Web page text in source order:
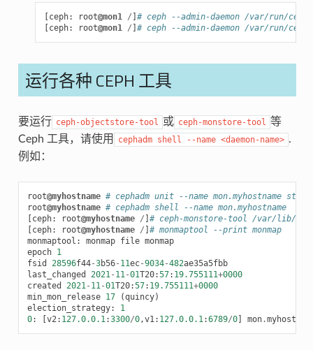
[ceph: root@mon1 / ] # ceph --admin-daemon /var/run/ceph/
[ceph: root@mon1 / ] # ceph --admin-daemon /var/run/ceph/
运行各种 CEPH 工具
要运行 ceph-objectstore-tool 或 ceph-monstore-tool 等
Ceph 工具，请使用
cephadm shell --name <daemon-name> .
例如：
root@myhostname # cephadm unit --name mon.myhostname stop
root@myhostname # cephadm shell --name mon.myhostname
[ceph: root@myhostname / ] # ceph-monstore-tool /var/lib/ceph/
[ceph: root@myhostname / ] # monmaptool --print monmap
monmaptool : monmap file monmap
epoch 1
fsid
28596f44-3b56- 11ec-9034-482ae35a5fbb
last_changed
2021- 11-01T20:57: 19.755111+0000
created
2021- 11-01T20:57: 19.755111+0000
min_mon_release 17 (quincy)
election_strategy:
1
0: [v2: 127.0.0.1:3300/0,v1: 127.0.0.1:6789/0] mon.